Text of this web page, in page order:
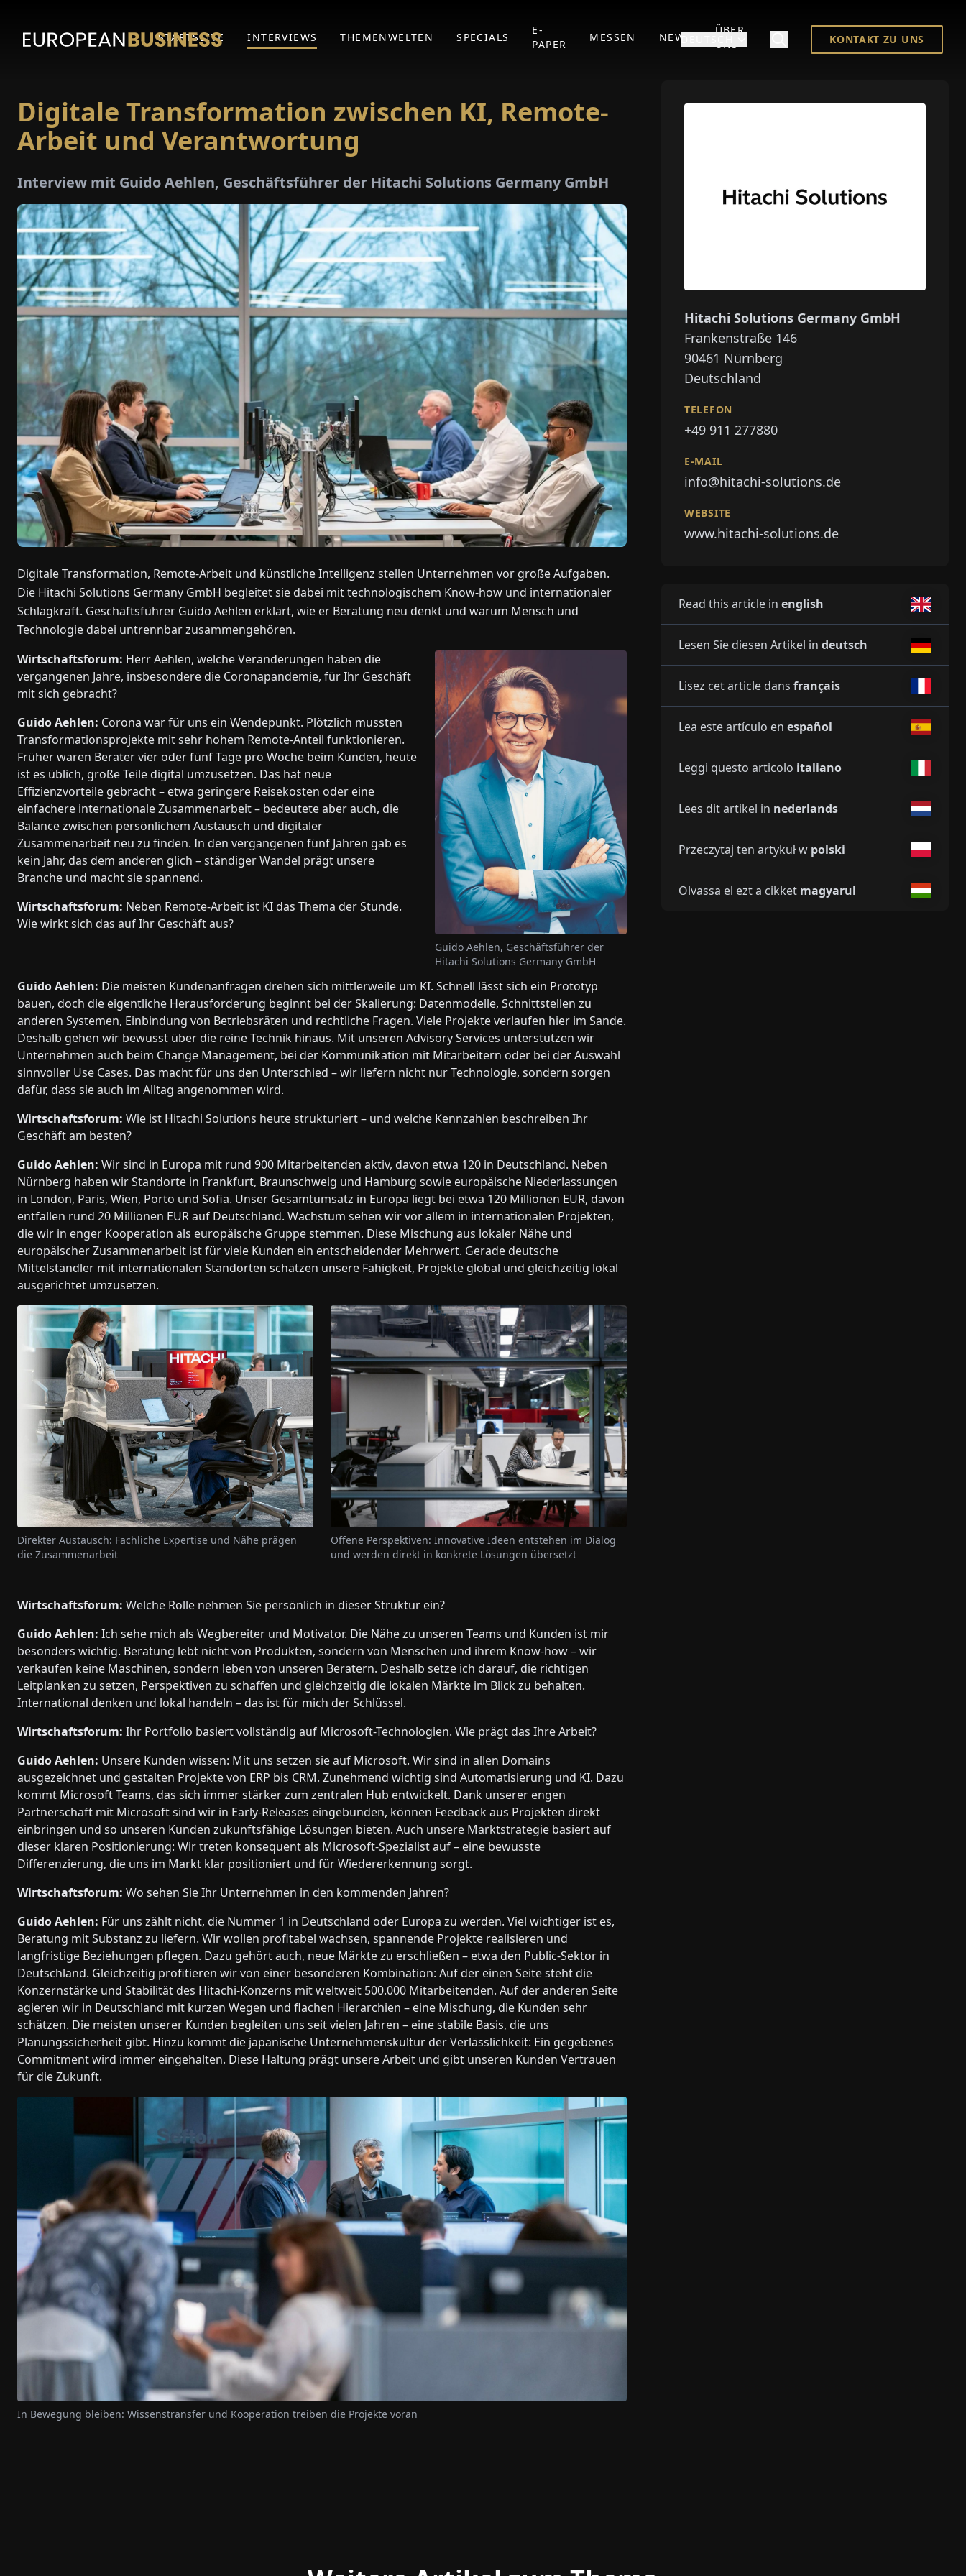
STARTSEITE INTERVIEWS THEMENWELTEN SPECIALS
E-
PAPER
MESSEN NEWS
ÜBER
UNS
KONTAKT ZU UNS
Digitale Transformation zwischen KI, Remote-
Arbeit und Verantwortung
Interview mit Guido Aehlen, Geschäftsführer der Hitachi Solutions Germany GmbH
Digitale Transformation, Remote-Arbeit und künstliche Intelligenz stellen Unternehmen vor große Aufgaben.
Die Hitachi Solutions Germany GmbH begleitet sie dabei mit technologischem Know-how und internationaler
Schlagkraft. Geschäftsführer Guido Aehlen erklärt, wie er Beratung neu denkt und warum Mensch und
Technologie dabei untrennbar zusammengehören.
Wirtschaftsforum: Herr Aehlen, welche Veränderungen haben die
vergangenen Jahre, insbesondere die Coronapandemie, für Ihr Geschäft
mit sich gebracht?
Guido Aehlen: Corona war für uns ein Wendepunkt. Plötzlich mussten
Transformationsprojekte mit sehr hohem Remote-Anteil funktionieren.
Früher waren Berater vier oder fünf Tage pro Woche beim Kunden, heute
ist es üblich, große Teile digital umzusetzen. Das hat neue
Effizienzvorteile gebracht – etwa geringere Reisekosten oder eine
einfachere internationale Zusammenarbeit – bedeutete aber auch, die
Balance zwischen persönlichem Austausch und digitaler
Zusammenarbeit neu zu finden. In den vergangenen fünf Jahren gab es
kein Jahr, das dem anderen glich – ständiger Wandel prägt unsere
Branche und macht sie spannend.
Wirtschaftsforum: Neben Remote-Arbeit ist KI das Thema der Stunde.
Wie wirkt sich das auf Ihr Geschäft aus?
Guido Aehlen, Geschäftsführer der
Hitachi Solutions Germany GmbH
Guido Aehlen: Die meisten Kundenanfragen drehen sich mittlerweile um KI. Schnell lässt sich ein Prototyp
bauen, doch die eigentliche Herausforderung beginnt bei der Skalierung: Datenmodelle, Schnittstellen zu
anderen Systemen, Einbindung von Betriebsräten und rechtliche Fragen. Viele Projekte verlaufen hier im Sande.
Deshalb gehen wir bewusst über die reine Technik hinaus. Mit unseren Advisory Services unterstützen wir
Unternehmen auch beim Change Management, bei der Kommunikation mit Mitarbeitern oder bei der Auswahl
sinnvoller Use Cases. Das macht für uns den Unterschied – wir liefern nicht nur Technologie, sondern sorgen
dafür, dass sie auch im Alltag angenommen wird.
Wirtschaftsforum: Wie ist Hitachi Solutions heute strukturiert – und welche Kennzahlen beschreiben Ihr
Geschäft am besten?
Guido Aehlen: Wir sind in Europa mit rund 900 Mitarbeitenden aktiv, davon etwa 120 in Deutschland. Neben
Nürnberg haben wir Standorte in Frankfurt, Braunschweig und Hamburg sowie europäische Niederlassungen
in London, Paris, Wien, Porto und Sofia. Unser Gesamtumsatz in Europa liegt bei etwa 120 Millionen EUR, davon
entfallen rund 20 Millionen EUR auf Deutschland. Wachstum sehen wir vor allem in internationalen Projekten,
die wir in enger Kooperation als europäische Gruppe stemmen. Diese Mischung aus lokaler Nähe und
europäischer Zusammenarbeit ist für viele Kunden ein entscheidender Mehrwert. Gerade deutsche
Mittelständler mit internationalen Standorten schätzen unsere Fähigkeit, Projekte global und gleichzeitig lokal
ausgerichtet umzusetzen.
Direkter Austausch: Fachliche Expertise und Nähe prägen
die Zusammenarbeit
Offene Perspektiven: Innovative Ideen entstehen im Dialog
und werden direkt in konkrete Lösungen übersetzt
Wirtschaftsforum: Welche Rolle nehmen Sie persönlich in dieser Struktur ein?
Guido Aehlen: Ich sehe mich als Wegbereiter und Motivator. Die Nähe zu unseren Teams und Kunden ist mir
besonders wichtig. Beratung lebt nicht von Produkten, sondern von Menschen und ihrem Know-how – wir
verkaufen keine Maschinen, sondern leben von unseren Beratern. Deshalb setze ich darauf, die richtigen
Leitplanken zu setzen, Perspektiven zu schaffen und gleichzeitig die lokalen Märkte im Blick zu behalten.
International denken und lokal handeln – das ist für mich der Schlüssel.
Wirtschaftsforum: Ihr Portfolio basiert vollständig auf Microsoft-Technologien. Wie prägt das Ihre Arbeit?
Guido Aehlen: Unsere Kunden wissen: Mit uns setzen sie auf Microsoft. Wir sind in allen Domains
ausgezeichnet und gestalten Projekte von ERP bis CRM. Zunehmend wichtig sind Automatisierung und KI. Dazu
kommt Microsoft Teams, das sich immer stärker zum zentralen Hub entwickelt. Dank unserer engen
Partnerschaft mit Microsoft sind wir in Early-Releases eingebunden, können Feedback aus Projekten direkt
einbringen und so unseren Kunden zukunftsfähige Lösungen bieten. Auch unsere Marktstrategie basiert auf
dieser klaren Positionierung: Wir treten konsequent als Microsoft-Spezialist auf – eine bewusste
Differenzierung, die uns im Markt klar positioniert und für Wiedererkennung sorgt.
Wirtschaftsforum: Wo sehen Sie Ihr Unternehmen in den kommenden Jahren?
Guido Aehlen: Für uns zählt nicht, die Nummer 1 in Deutschland oder Europa zu werden. Viel wichtiger ist es,
Beratung mit Substanz zu liefern. Wir wollen profitabel wachsen, spannende Projekte realisieren und
langfristige Beziehungen pflegen. Dazu gehört auch, neue Märkte zu erschließen – etwa den Public-Sektor in
Deutschland. Gleichzeitig profitieren wir von einer besonderen Kombination: Auf der einen Seite steht die
Konzernstärke und Stabilität des Hitachi-Konzerns mit weltweit 500.000 Mitarbeitenden. Auf der anderen Seite
agieren wir in Deutschland mit kurzen Wegen und flachen Hierarchien – eine Mischung, die Kunden sehr
schätzen. Die meisten unserer Kunden begleiten uns seit vielen Jahren – eine stabile Basis, die uns
Planungssicherheit gibt. Hinzu kommt die japanische Unternehmenskultur der Verlässlichkeit: Ein gegebenes
Commitment wird immer eingehalten. Diese Haltung prägt unsere Arbeit und gibt unseren Kunden Vertrauen
für die Zukunft.
In Bewegung bleiben: Wissenstransfer und Kooperation treiben die Projekte voran
Hitachi Solutions Germany GmbH
Frankenstraße 146
90461 Nürnberg
Deutschland
TELEFON
+49 911 277880
E-MAIL
info@hitachi-solutions.de
WEBSITE
www.hitachi-solutions.de
Read this article in english
Lesen Sie diesen Artikel in deutsch
Lisez cet article dans français
Lea este artículo en español
Leggi questo articolo italiano
Lees dit artikel in nederlands
Przeczytaj ten artykuł w polski
Olvassa el ezt a cikket magyarul